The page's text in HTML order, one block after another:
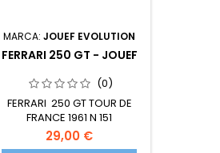
MARCA:JOUEF EVOLUTION
FERRARI 250 GT - JOUEF
(0)
FERRARI 250 GT TOUR DE
FRANCE 1961 N 151
29,00 €